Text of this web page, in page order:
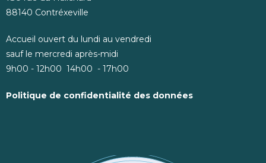
88140 Contréxeville
Accueil ouvert du lundi au vendredi
sauf le mercredi après-midi
9h00 - 12h00 14h00 - 17h00
Politique de confidentialité des données